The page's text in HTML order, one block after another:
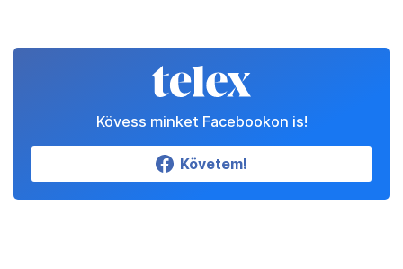
Kövess minket Facebookon is!
Követem!